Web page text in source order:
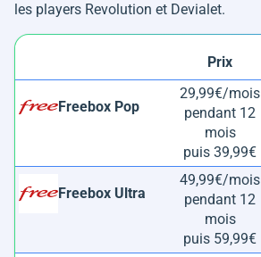
les players Revolution et Devialet.
Prix
Freebox Pop
29,99€/mois
pendant 12
mois
puis 39,99€
Freebox Ultra
49,99€/mois
pendant 12
mois
puis 59,99€